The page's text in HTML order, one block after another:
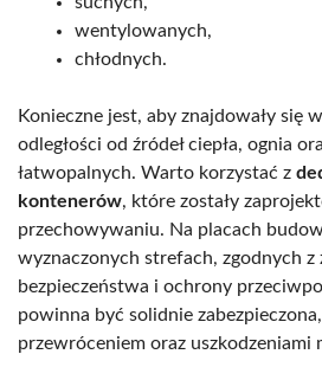
wentylowanych,
chłodnych.
Konieczne jest, aby znajdowały się
odległości od źródeł ciepła, ognia
łatwopalnych. Warto korzystać z
kontenerów, które zostały
przechowywaniu. Na placach
wyznaczonych strefach, zgodnych z
bezpieczeństwa i ochrony
powinna być solidnie
przewróceniem oraz uszkodzeniami